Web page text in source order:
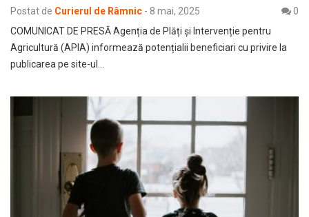
Postat de Curierul de Râmnic - 8 mai, 2025
0
COMUNICAT DE PRESĂ Agenția de Plăți şi Intervenție pentru
Agricultură (APIA) informează potențialii beneficiari cu privire la
publicarea pe site-ul…